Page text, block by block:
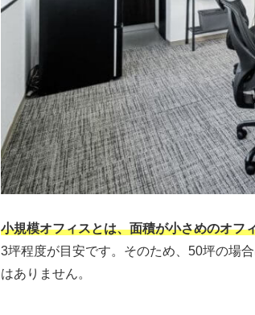
小規模オフィスとは、面積が小さめのオフ
3坪程度が目安です。そのため、50坪の場
はありません。